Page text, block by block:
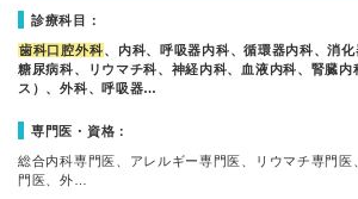
診療科目：
歯科口腔外科、内科、呼吸器内科、循環器内科、消化
糖尿病科、リウマチ科、神経内科、血液内科、腎臓
ス）、外科、呼吸器…
専門医・資格：
総合内科専門医、アレルギー専門医、リウマチ専門
門医、外…